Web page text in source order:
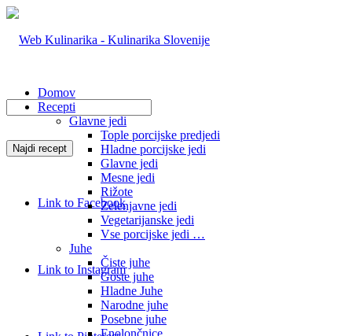
Link to Facebook
Link to Instagram
Domov
Recepti
Glavne jedi
Tople porcijske predjedi
Hladne porcijske jedi
Glavne jedi
Mesne jedi
Rižote
Zelenjavne jedi
Vegetarijanske jedi
Vse porcijske jedi …
Juhe
Čiste juhe
Goste juhe
Hladne Juhe
Narodne juhe
Posebne juhe
Enolončnice